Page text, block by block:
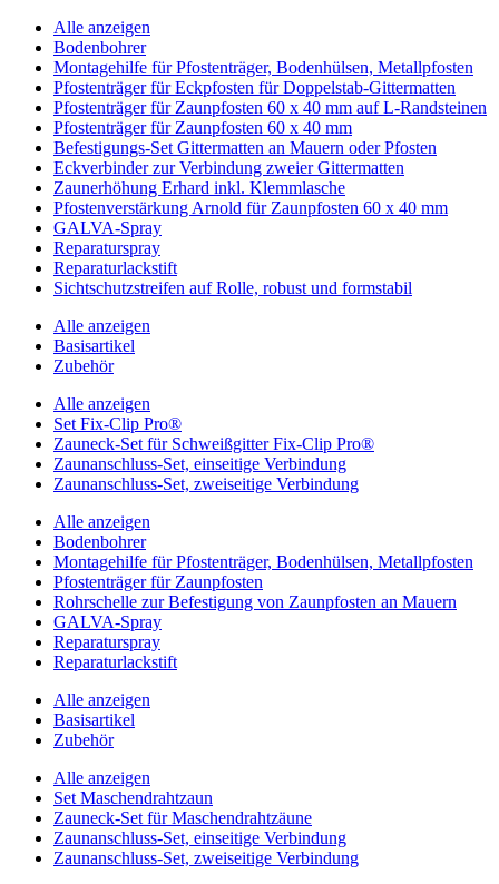
Alle anzeigen
Bodenbohrer
Montagehilfe für Pfostenträger, Bodenhülsen, Metallpfosten
Pfostenträger für Eckpfosten für Doppelstab-Gittermatten
Pfostenträger für Zaunpfosten 60 x 40 mm auf L-Randsteinen
Pfostenträger für Zaunpfosten 60 x 40 mm
Befestigungs-Set Gittermatten an Mauern oder Pfosten
Eckverbinder zur Verbindung zweier Gittermatten
Zaunerhöhung Erhard inkl. Klemmlasche
Pfostenverstärkung Arnold für Zaunpfosten 60 x 40 mm
GALVA-Spray
Reparaturspray
Reparaturlackstift
Sichtschutzstreifen auf Rolle, robust und formstabil
Alle anzeigen
Basisartikel
Zubehör
Alle anzeigen
Set Fix-Clip Pro®
Zauneck-Set für Schweißgitter Fix-Clip Pro®
Zaunanschluss-Set, einseitige Verbindung
Zaunanschluss-Set, zweiseitige Verbindung
Alle anzeigen
Bodenbohrer
Montagehilfe für Pfostenträger, Bodenhülsen, Metallpfosten
Pfostenträger für Zaunpfosten
Rohrschelle zur Befestigung von Zaunpfosten an Mauern
GALVA-Spray
Reparaturspray
Reparaturlackstift
Alle anzeigen
Basisartikel
Zubehör
Alle anzeigen
Set Maschendrahtzaun
Zauneck-Set für Maschendrahtzäune
Zaunanschluss-Set, einseitige Verbindung
Zaunanschluss-Set, zweiseitige Verbindung